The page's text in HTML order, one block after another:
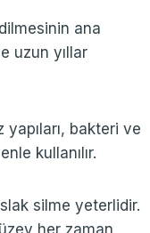
ana
uzun yıllar
bakteri ve
kullanılır.
silme yeterlidir.
her zaman